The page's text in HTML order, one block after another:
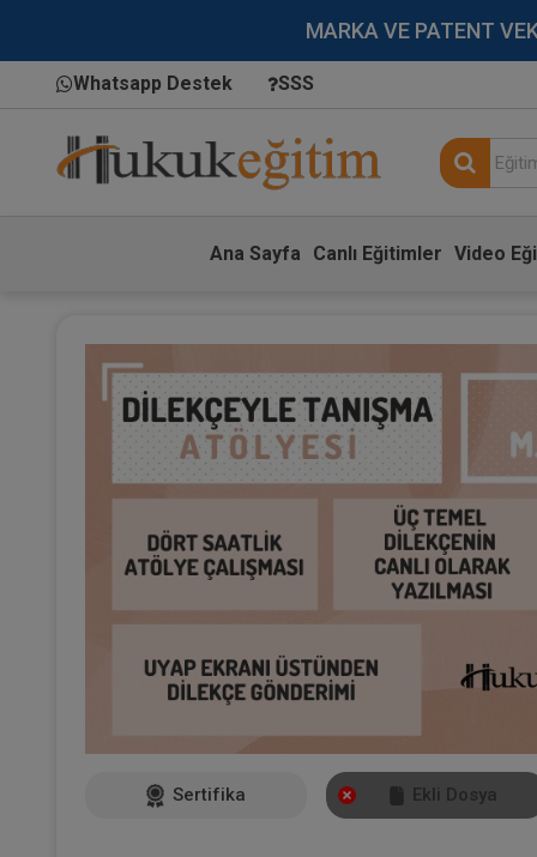
MARKA VE PATENT
Whatsapp Destek SSS
Ana Sayfa Canlı Eğitimler Video
Sertifika Ekli Dosya